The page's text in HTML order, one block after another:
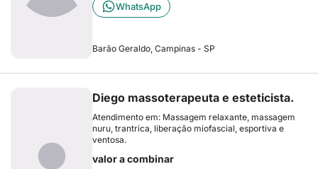
WhatsApp
Barão Geraldo, Campinas - SP
Diego massoterapeuta e esteticista.
Atendimento em: Massagem relaxante, massagem
nuru, trantrica, liberação miofascial, esportiva e
ventosa.
valor a combinar